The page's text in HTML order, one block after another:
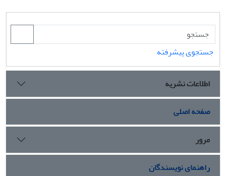
جستجوی پیشرفته
اطلاعات نشریه
صفحه اصلی
مرور
راهنمای نویسندگان